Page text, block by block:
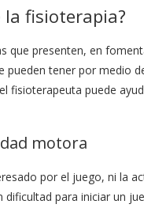
la fisioterapia?
que presenten, en
tener por medio
fisioterapeuta puede
motora
por el juego, ni la
para iniciar un